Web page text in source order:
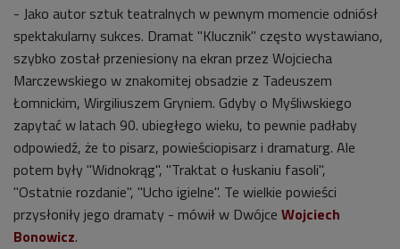
- Jako autor sztuk teatralnych w pewnym momencie odniósł
spektakularny sukces. Dramat "Klucznik" często wystawiano,
szybko został przeniesiony na ekran przez Wojciecha
Marczewskiego w znakomitej obsadzie z Tadeuszem
Łomnickim, Wirgiliuszem Gryniem. Gdyby o Myśliwskiego
zapytać w latach 90. ubiegłego wieku, to pewnie padłaby
odpowiedź, że to pisarz, powieściopisarz i dramaturg. Ale
potem były "Widnokrąg", "Traktat o łuskaniu fasoli",
"Ostatnie rozdanie", "Ucho igielne". Te wielkie powieści
przysłoniły jego dramaty - mówił w Dwójce Wojciech
Bonowicz.